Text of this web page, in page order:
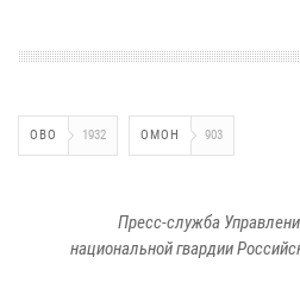
ОВО 1932 ОМОН 903
Пресс-служба
национальной гвардии